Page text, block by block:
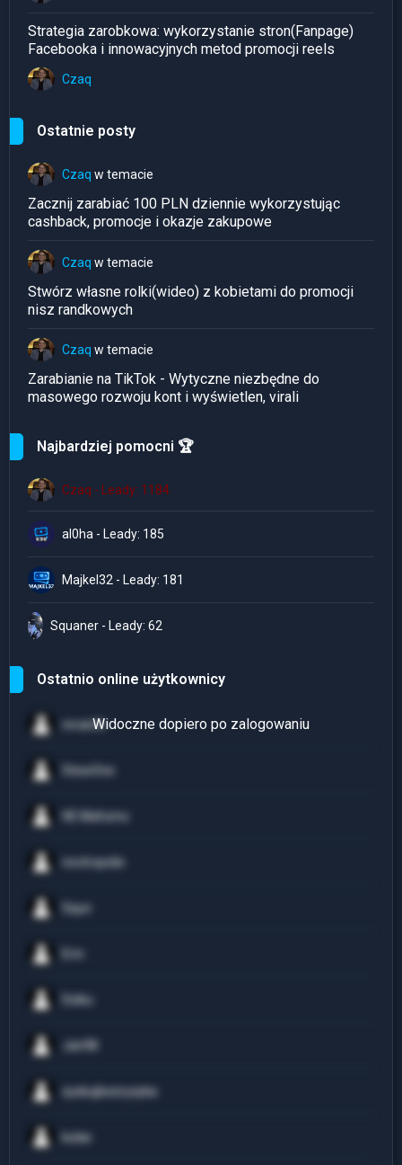
Strategia zarobkowa: wykorzystanie stron(Fanpage)
Facebooka i innowacyjnych metod promocji reels
Czaq
Ostatnie posty
Czaq w temacie
Zacznij zarabiać 100 PLN dziennie wykorzystując
cashback, promocje i okazje zakupowe
Czaq w temacie
Stwórz własne rolki(wideo) z kobietami do promocji
nisz randkowych
Czaq w temacie
Zarabianie na TikTok - Wytyczne niezbędne do
masowego rozwoju kont i wyświetlen, virali
Najbardziej pomocni 🏆
Czaq - Leady: 1184
al0ha - Leady: 185
Majkel32 - Leady: 181
Squaner - Leady: 62
Ostatnio online użytkownicy
revanth
StewOne
HE Mafumo
noctropolis
Squn
Dziku
Jan98
zyskujbezryzyka
kulas